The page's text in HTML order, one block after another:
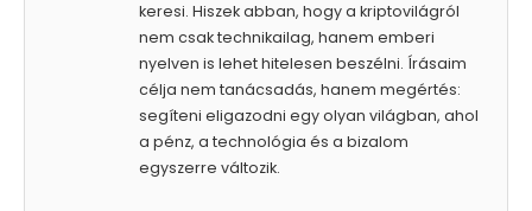
keresi. Hiszek abban, hogy a kriptovilágról
nem csak technikailag, hanem emberi
nyelven is lehet hitelesen beszélni. Írásaim
célja nem tanácsadás, hanem megértés:
segíteni eligazodni egy olyan világban, ahol
a pénz, a technológia és a bizalom
egyszerre változik.